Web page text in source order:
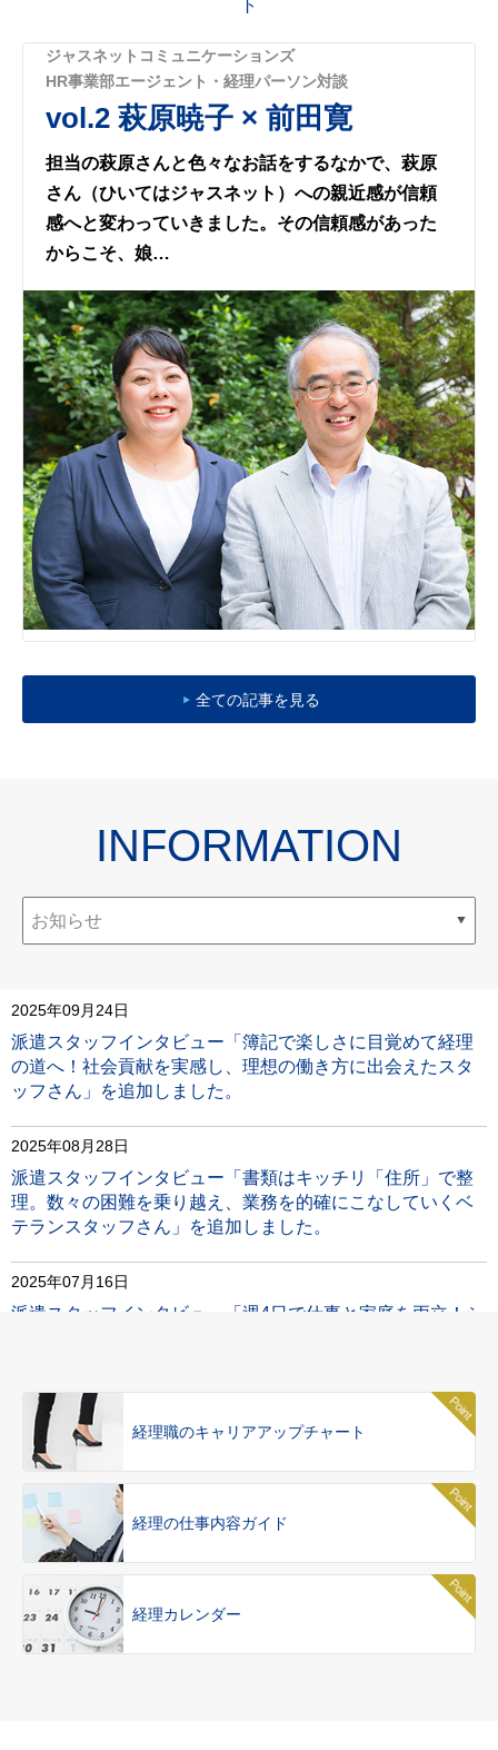
ト
ジャスネットコミュニケーションズ
HR事業部エージェント・経理パーソン対談
vol.2 萩原暁子 × 前田寛
担当の萩原さんと色々なお話をするなかで、萩原
さん（ひいてはジャスネット）への親近感が信頼
感へと変わっていきました。その信頼感があった
からこそ、娘…
全ての記事を見る
INFORMATION
2025年09月24日
派遣スタッフインタビュー「簿記で楽しさに目覚めて経理
の道へ！社会貢献を実感し、理想の働き方に出会えたスタ
ッフさん」を追加しました。
2025年08月28日
派遣スタッフインタビュー「書類はキッチリ「住所」で整
理。数々の困難を乗り越え、業務を的確にこなしていくベ
テランスタッフさん」を追加しました。
2025年07月16日
派遣スタッフインタビュー「週4日で仕事と家庭を両立！シ
2025年06月19日
派遣スタッフインタビュー「未経験から経理にキャリアチ
ェンジ！ 前向きで努力家な姿勢が評価され、経理でのスキ
ルアップを目指すスタッフさん」を追加しました。
2025年05月19日
派遣スタッフインタビュー「知的好奇心が旺盛で常にアン
テナを張り巡らせ、複雑なイベント関連の経理業務を見事
にこなすスタッフさん」を追加しました。
経理職のキャリアアップチャート
経理の仕事内容ガイド
経理カレンダー